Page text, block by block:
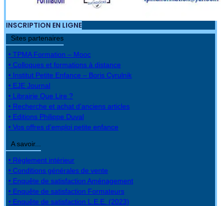
INSCRIPTION EN LIGNE
Sites partenaires
• TPMA Formation – Mooc
• Colloques et formations à distance
• Institut Petite Enfance – Boris Cyrulnik
• EJE Journal
• Librairie Que Lire ?
• Recherche et achat d’anciens articles
• Editions Philippe Duval
• Vos offres d’emploi petite enfance
A savoir...
• Règlement intérieur
• Conditions générales de vente
• Enquête de satisfaction Aménagement
• Enquête de satisfaction Formateurs
• Enquête de satisfaction L.E.E. (2023)